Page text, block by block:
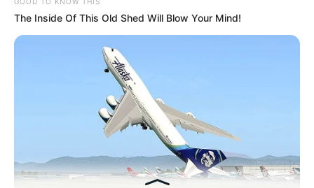
10 Desain Kanopi Tempat
Tidur, Serasa Beristirahat di
The Inside Of This Old Shed Will Blow Your Mind!